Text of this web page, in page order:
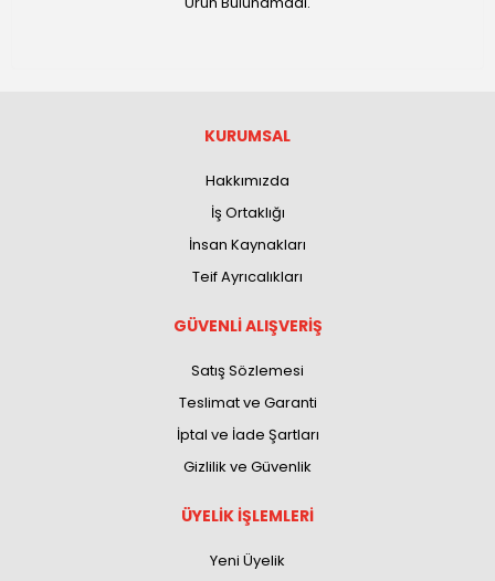
KURUMSAL
Hakkımızda
İş Ortaklığı
İnsan Kaynakları
Teif Ayrıcalıkları
GÜVENLİ ALIŞVERİŞ
Satış Sözlemesi
Teslimat ve Garanti
İptal ve İade Şartları
Gizlilik ve Güvenlik
ÜYELİK İŞLEMLERİ
Yeni Üyelik